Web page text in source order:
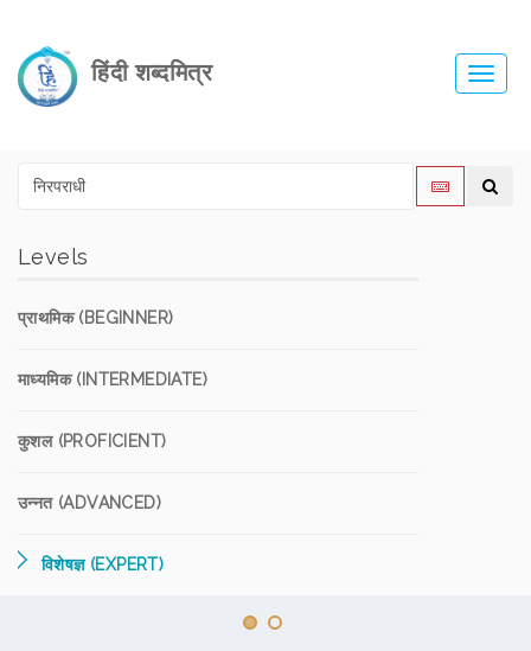
हिंदी शब्दमित्र
Levels
प्राथमिक (BEGINNER)
माध्यमिक (INTERMEDIATE)
कुशल (PROFICIENT)
उन्नत (ADVANCED)
विशेषज्ञ (EXPERT)